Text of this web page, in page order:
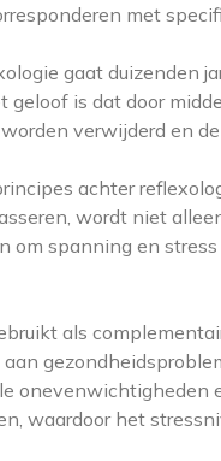
met
gaat duizenden
geloof is dat door
verwijderd en
achter
wordt niet
om spanning en
als
onevenwichtigheden
waardoor het